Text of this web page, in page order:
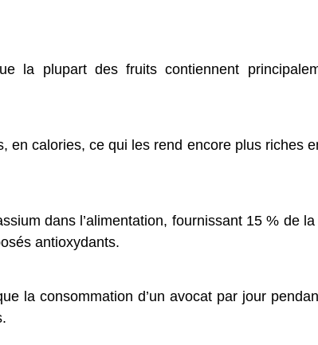
la plupart des fruits contiennent
calories, ce qui les rend encore plus riches
dans l’alimentation, fournissant 15 % de
antioxydants.
la consommation d’un avocat par jour